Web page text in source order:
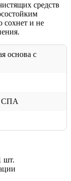
средств
сохнет и не
основа с
СПА
шт.